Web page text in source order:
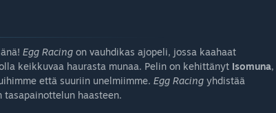
Egg Racing on vauhdikas ajopeli, jossa kaahaat
keikkuvaa haurasta munaa. Pelin on kehittänyt Isomuna,
että suuriin unelmiimme. Egg Racing yhdistää
haasteen.